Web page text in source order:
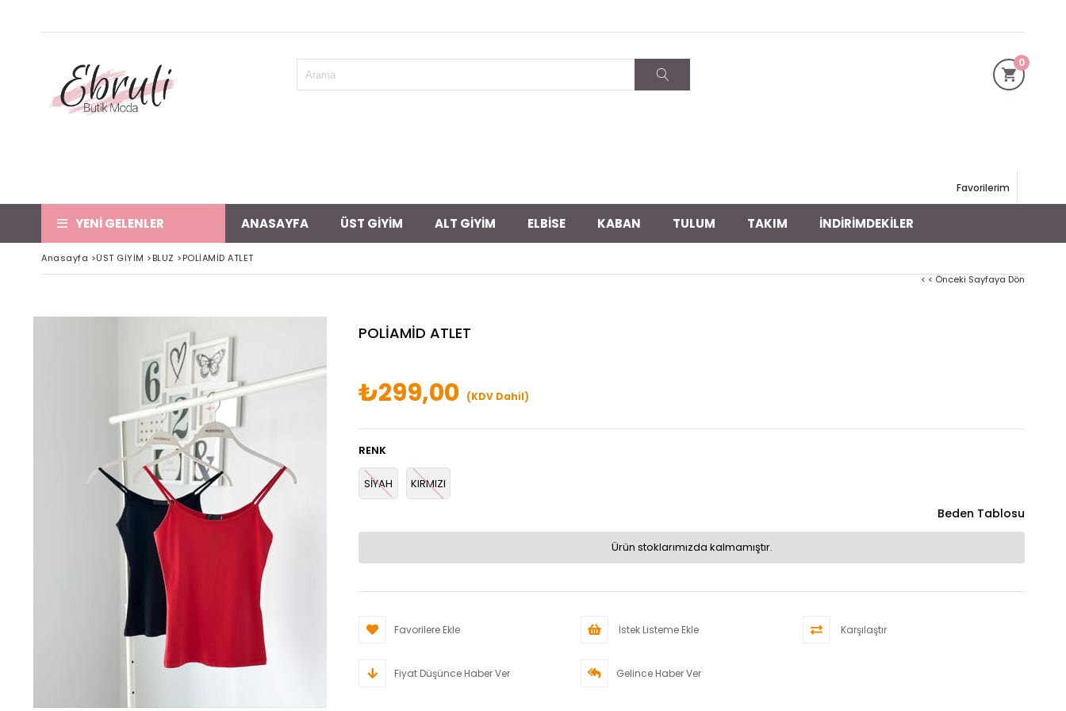
0
Favorilerim
YENİ GELENLER ANASAYFA ÜST GİYİM ALT GİYİM ELBİSE KABAN TULUM TAKIM İNDİRİMDEKİLER
Anasayfa >ÜST GİYİM >BLUZ >POLİAMİD ATLET
< < Önceki Sayfaya Dön
POLİAMİD ATLET
₺299,00 (KDV Dahil)
RENK
SİYAH KIRMIZI
Beden Tablosu
Ürün stoklarımızda kalmamıştır.
Favorilere Ekle İstek Listeme Ekle Karşılaştır
Fiyat Düşünce Haber Ver Gelince Haber Ver